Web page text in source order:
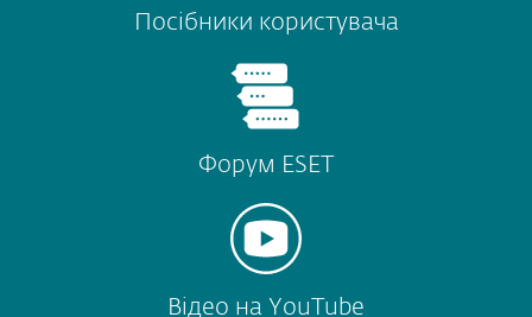
Посібники користувача
Форум ESET
Відео на YouTube